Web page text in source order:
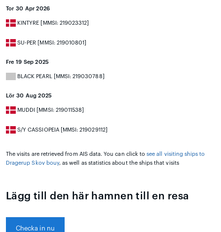
Tor 30 Apr 2026
KINTYRE [MMSI: 219023312]
SU-PER [MMSI: 219010801]
Fre 19 Sep 2025
BLACK PEARL [MMSI: 219030788]
Lör 30 Aug 2025
MUDDI [MMSI: 219011538]
S/Y CASSIOPEIA [MMSI: 219029112]
The visits are retrieved from AIS data. You can click tosee all visiting ships to
Dragerup Skov bouy, as well as statistics about the ships that visits
Lägg till den här hamnen till en resa
Checka in nu